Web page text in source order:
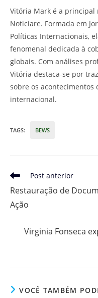
Vitória Mark é a
Noticiare. Formada em
Políticas Internacionais,
fenomenal dedicada à
globais. Com análises
Vitória destaca-se por
sobre os acontecimentos
internacional.
TAGS: BEWS
Leia
artigos
Post anterior
Restauração de
Ação
Virginia Fonseca
VOCÊ TAMBÉM